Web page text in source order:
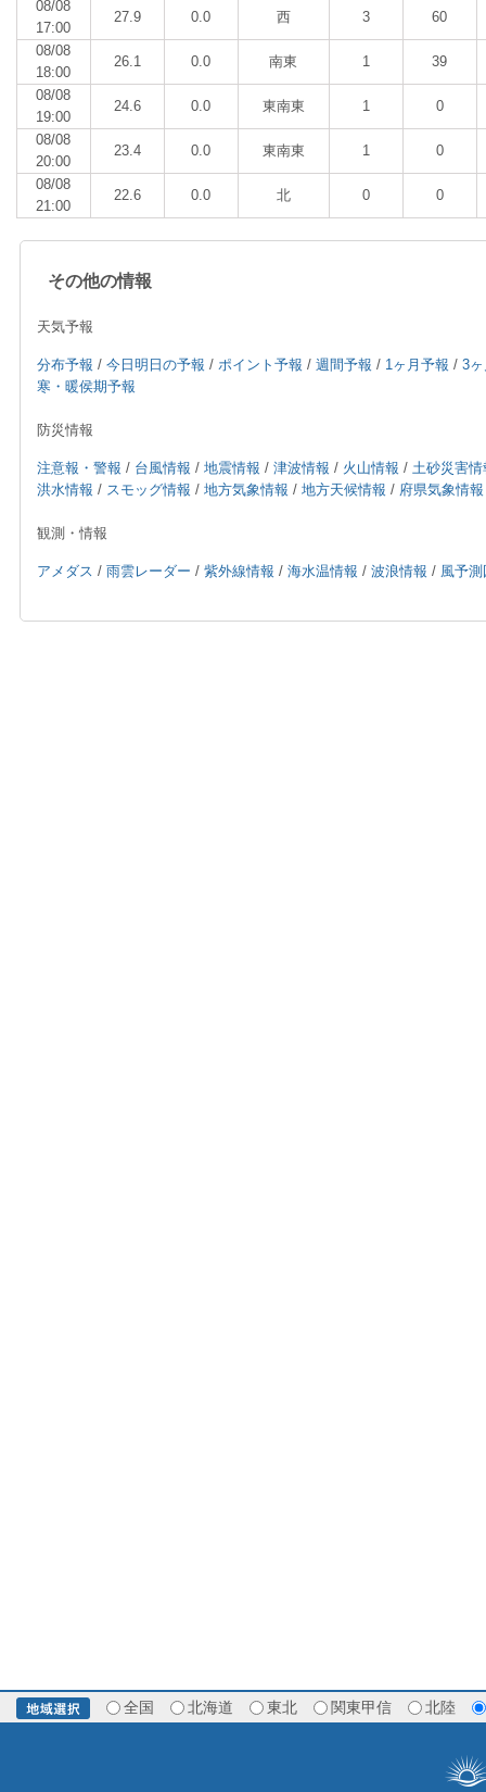
08/08
17:00
27.9 0.0 西 3 60
08/08
18:00
26.1 0.0 南東 1 39
08/08
19:00
24.6 0.0 東南東 1 0
08/08
20:00
23.4 0.0 東南東 1 0
08/08
21:00
22.6 0.0 北 0 0
その他の情報
天気予報
分布予報 / 今日明日の予報 / ポイント予報 / 週間予報 / 1ヶ月予報 / 3
寒・暖侯期予報
防災情報
注意報・警報 / 台風情報 / 地震情報 / 津波情報 / 火山情報 / 土砂災害情
洪水情報 / スモッグ情報 / 地方気象情報 / 地方天候情報 / 府県気象情報
観測・情報
アメダス / 雨雲レーダー / 紫外線情報 / 海水温情報 / 波浪情報 / 風予測
全国 北海道 東北 関東甲信 北陸